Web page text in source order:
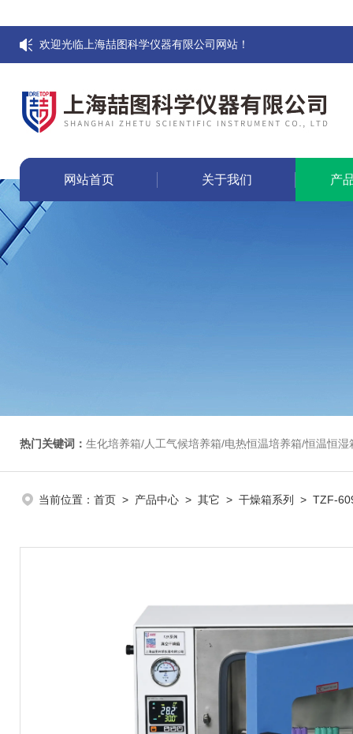
欢迎光临上海喆图科学仪器有限公司网站！
网站首页 关于我们 产
热门关键词： 生化培养箱/人工气候培养箱/电热恒温培养箱/恒温恒湿箱/光照培养箱/二氧化碳培养箱
当前位置： 首页 > 产品中心 > 其它 > 干燥箱系列 > TZF-